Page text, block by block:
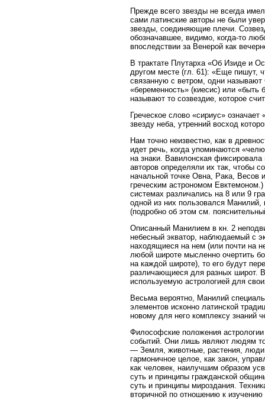
Прежде всего звезды не всегда
сами латинские авторы не были
звезды, соединяющие плечи.
обозначавшее, видимо, когда-то
впоследствии за Венерой как
В трактате Плутарха «Об Изиде и
другом месте (гл. 61): «Еще пишут,
связанную с ветром, одни
«беременность» (киесис) или «быть
называют то созвездие, которое
Греческое слово «сириус»
звезду неба, утренний восход
Нам точно неизвестно, как в
идет речь, когда упоминаются
на знаки. Вавилонская
авторов определяли их так, чтобы
начальной точке Овна, Рака, Весов
греческим астрономом
системах различались на 8 или 9
одной из них пользовался Манилий,
(подробно об этом см.
Описанный Манилием в кн. 2
небесный экватор, наблюдаемый с
находящиеся на нем (или почти на
любой широте мысленно очертить
на каждой широте), то его будут
различающиеся для разных широт.
используемую астрологией для
Весьма вероятно, Манилий
элементов исконно латинской
новому для него комплексу знаний
Философские положения
событий. Они лишь являют людям
— Земля, животные, растения,
гармоничное целое, как закон,
как человек, наилучшим образом
суть и принципы гражданской
суть и принципы мироздания.
вторичной по отношению к